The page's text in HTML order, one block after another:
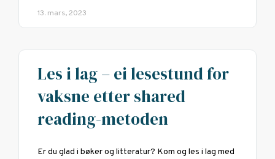
13. mars, 2023
Les i lag – ei lesestund for
vaksne etter shared
reading-metoden
Er du glad i bøker og litteratur? Kom og les i lag med